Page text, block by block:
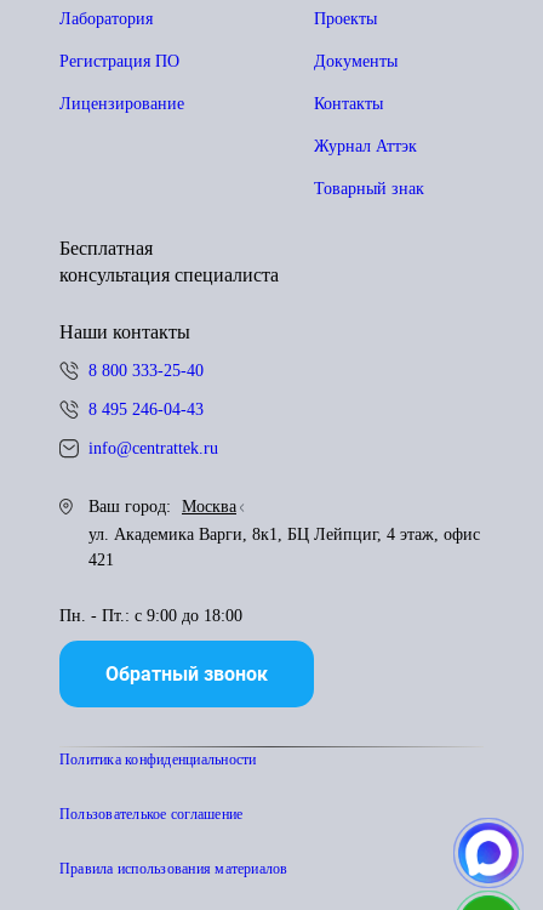
Проекты
Документы
Контакты
Журнал Аттэк
Товарный знак
Лаборатория
Регистрация ПО
Лицензирование
Бесплатная
консультация специалиста
Наши контакты
8 800 333-25-40
8 495 246-04-43
info@centrattek.ru
Ваш город:
Москва
ул. Академика Варги, 8к1, БЦ Лейпциг, 4 этаж, офис
421
Пн. - Пт.: с 9:00 до 18:00
Обратный звонок
Политика конфиденциальности
Пользователькое соглашение
Правила использования материалов